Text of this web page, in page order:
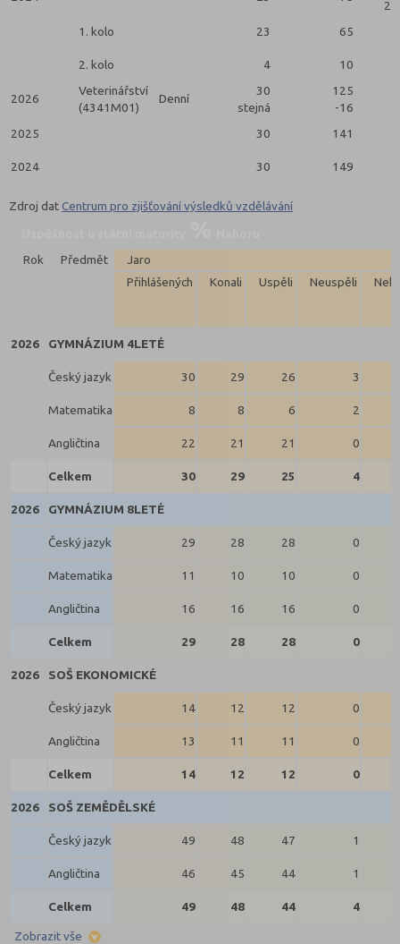
2
1. kolo
23 65
2. kolo 4 10
2026
Veterinářství
(4341M01)
Denní
30
stejná
125
-16
2025
30 141
2024 30 149
Zdroj datCentrum pro zjišťování výsledků vzdělávání
Rok
Předmět
Jaro
Přihlášených
Konali Uspěli Neuspěli
2026 GYMNÁZIUM 4LETÉ
Český jazyk 30 29 26 3
Matematika 8 8 6 2
Angličtina 22 21 21 0
Celkem 30 29 25 4
2026 GYMNÁZIUM 8LETÉ
Český jazyk 29 28 28 0
Matematika 11 10 10 0
Angličtina 16 16 16 0
Celkem 29 28 28 0
2026 SOŠ EKONOMICKÉ
Český jazyk 14 12 12 0
Angličtina 13 11 11 0
Celkem 14 12 12 0
2026 SOŠ ZEMĚDĚLSKÉ
Český jazyk 49 48 47 1
Angličtina 46 45 44 1
Celkem 49 48 44 4
Zobrazit vše